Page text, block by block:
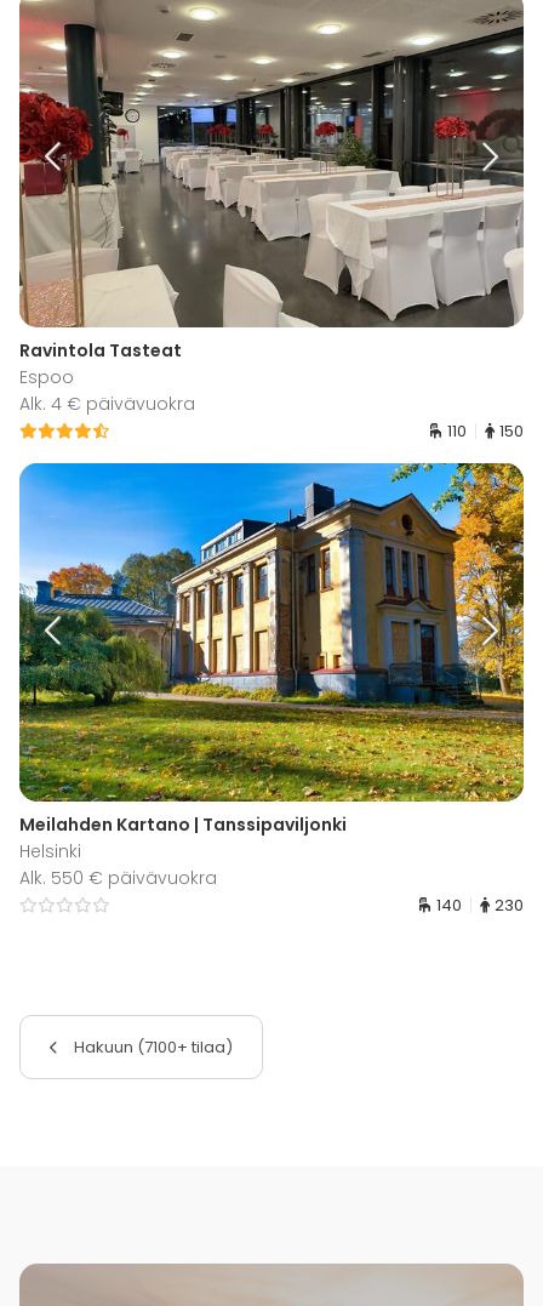
Ravintola Tasteat
Espoo
Alk. 4 € päivävuokra
110 150
Meilahden Kartano | Tanssipaviljonki
Helsinki
Alk. 550 € päivävuokra
140 230
Hakuun (7100+ tilaa)